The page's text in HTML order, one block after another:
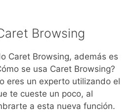
Browsing
Caret Browsing, además es
se usa Caret Browsing?
eres un experto utilizando el
te cueste un poco, al
a esta nueva función.